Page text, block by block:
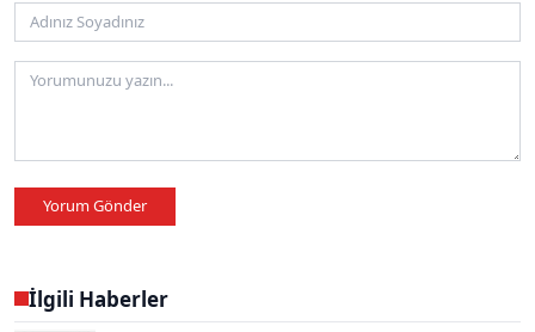
Yorum Gönder
İlgili Haberler